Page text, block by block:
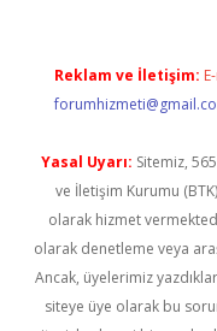
Reklam ve İletişim:
Yasal Uyarı: Sitemiz,
ve İletişim Kurumu
olarak hizmet
olarak denetleme veya
Ancak, üyelerimiz
siteye üye olarak bu